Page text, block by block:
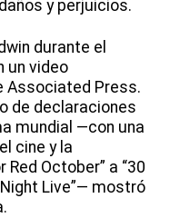
y perjuicios.
durante el
un video
Associated Press.
de declaraciones
mundial —con una
cine y la
October” a “30
Night Live”— mostró